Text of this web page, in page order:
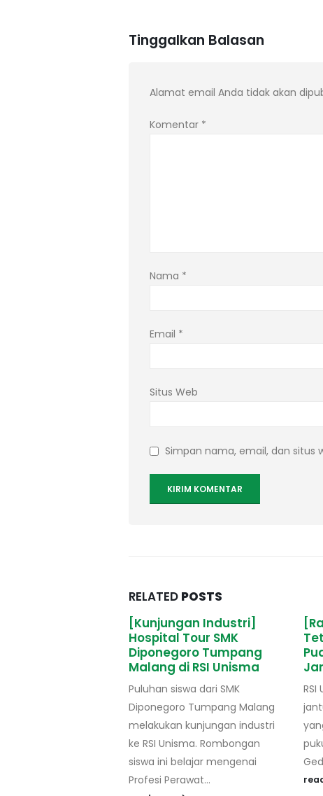
Tinggalkan Balasan
Alamat email Anda tidak akan
Komentar *
Nama *
Email *
Situs Web
Simpan nama, email, dan situs
RELATED POSTS
[Kunjungan Industri]
Hospital Tour SMK
Diponegoro Tumpang
Malang di RSI Unisma
Puluhan siswa dari SMK
Diponegoro Tumpang Malang
melakukan kunjungan industri
ke RSI Unisma. Rombongan
siswa ini belajar mengenai
Profesi Perawat...